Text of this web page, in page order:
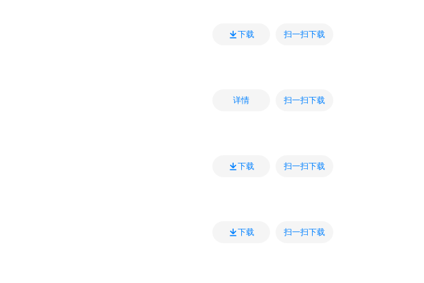
下载 扫一扫下载
详情 扫一扫下载
下载 扫一扫下载
下载 扫一扫下载